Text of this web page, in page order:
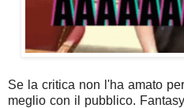
Se la critica non l'ha amato
meglio con il pubblico.